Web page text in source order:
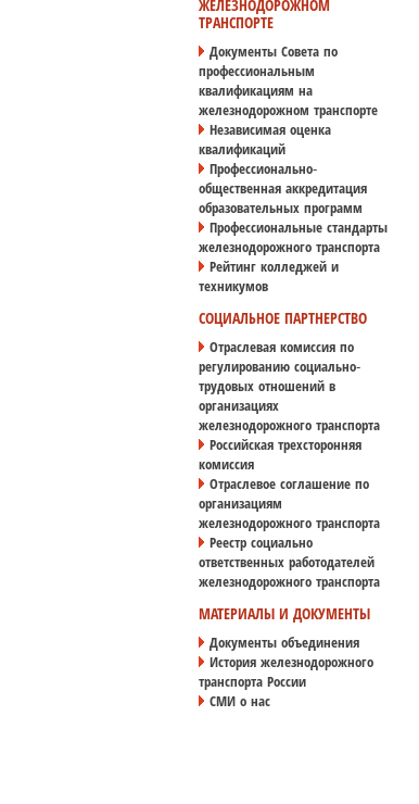
ЖЕЛЕЗНОДОРОЖНОМ
ТРАНСПОРТЕ
Документы Совета по
профессиональным
квалификациям на
железнодорожном транспорте
Независимая оценка
квалификаций
Профессионально-
общественная аккредитация
образовательных программ
Профессиональные стандарты
железнодорожного транспорта
Рейтинг колледжей и
техникумов
СОЦИАЛЬНОЕ ПАРТНЕРСТВО
Отраслевая комиссия по
регулированию социально-
трудовых отношений в
организациях
железнодорожного транспорта
Российская трехсторонняя
комиссия
Отраслевое соглашение по
организациям
железнодорожного транспорта
Реестр социально
ответственных работодателей
железнодорожного транспорта
МАТЕРИАЛЫ И ДОКУМЕНТЫ
Документы объединения
История железнодорожного
транспорта России
СМИ о нас